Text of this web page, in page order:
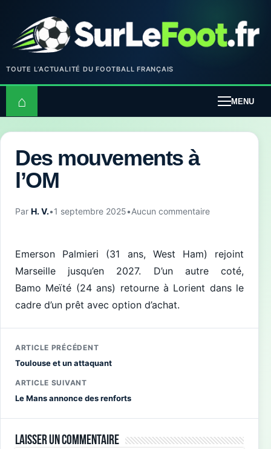
TOUTE L’ACTUALITÉ DU FOOTBALL FRANÇAIS
⌂ MENU
Des mouvements à
l’OM
Par H. V.•1 septembre 2025•Aucun commentaire
Emerson Palmieri (31 ans, West Ham) rejoint
Marseille jusqu’en 2027. D’un autre coté,
Bamo Meïté (24 ans) retourne à Lorient dans le
cadre d’un prêt avec option d’achat.
ARTICLE PRÉCÉDENT
Toulouse et un attaquant
ARTICLE SUIVANT
Le Mans annonce des renforts
Laisser un commentaire